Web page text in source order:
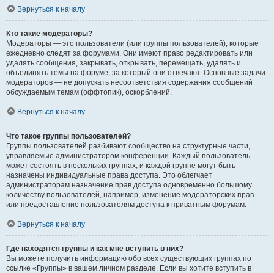
Вернуться к началу
Кто такие модераторы?
Модераторы — это пользователи (или группы пользователей), которые
ежедневно следят за форумами. Они имеют право редактировать или
удалять сообщения, закрывать, открывать, перемещать, удалять и
объединять темы на форуме, за который они отвечают. Основные задачи
модераторов — не допускать несоответствия содержания сообщений
обсуждаемым темам (оффтопик), оскорблений.
Вернуться к началу
Что такое группы пользователей?
Группы пользователей разбивают сообщество на структурные части,
управляемые администратором конференции. Каждый пользователь
может состоять в нескольких группах, и каждой группе могут быть
назначены индивидуальные права доступа. Это облегчает
администраторам назначение прав доступа одновременно большому
количеству пользователей, например, изменение модераторских прав
или предоставление пользователям доступа к приватным форумам.
Вернуться к началу
Где находятся группы и как мне вступить в них?
Вы можете получить информацию обо всех существующих группах по
ссылке «Группы» в вашем личном разделе. Если вы хотите вступить в